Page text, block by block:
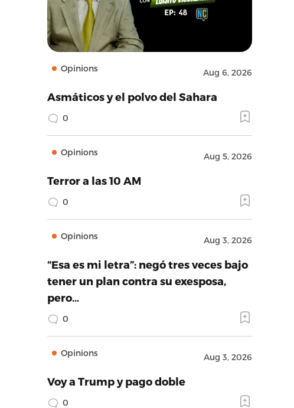
Opinions Aug 6, 2026
Asmáticos y el polvo del Sahara
0
Opinions Aug 5, 2026
Terror a las 10 AM
0
Opinions Aug 3, 2026
“Esa es mi letra”: negó tres veces bajo
tener un plan contra su exesposa,
pero…
0
Opinions Aug 3, 2026
Voy a Trump y pago doble
0